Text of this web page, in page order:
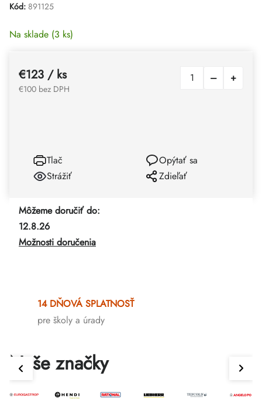
Kód: 891125
Na sklade (3 ks)
Môžeme doručiť do:
12.8.26
Možnosti doručenia
€123 / ks
€100 bez DPH
Tlač
Opýtať sa
Strážiť
Zdieľať
14 DŇOVÁ SPLATNOSŤ
pre školy a úrady
Naše značky